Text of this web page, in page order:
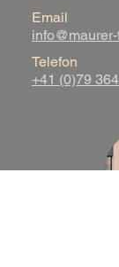
Email
Telefon
+41 (0)79